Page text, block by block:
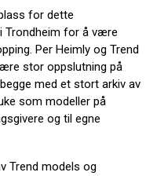
for dette
Trondheim for å være
Per Heimly og Trend
stor oppslutning på
med et stort arkiv av
som modeller på
og til egne
Trend models og